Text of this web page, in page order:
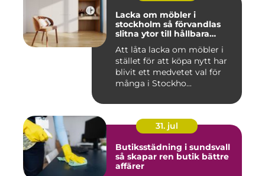
Lacka om möbler i
stockholm så förvandlas
slitna ytor till hållbara
Att låta lacka om möbler i
stället för att köpa nytt har
blivit ett medvetet val för
många i Stockho...
31. jul
Butiksstädning i sundsvall
så skapar ren butik bättre
affärer